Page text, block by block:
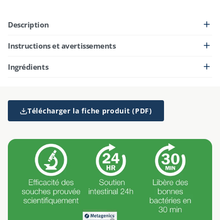
Description
Instructions et avertissements
Ingrédients
Télécharger la fiche produit (PDF)